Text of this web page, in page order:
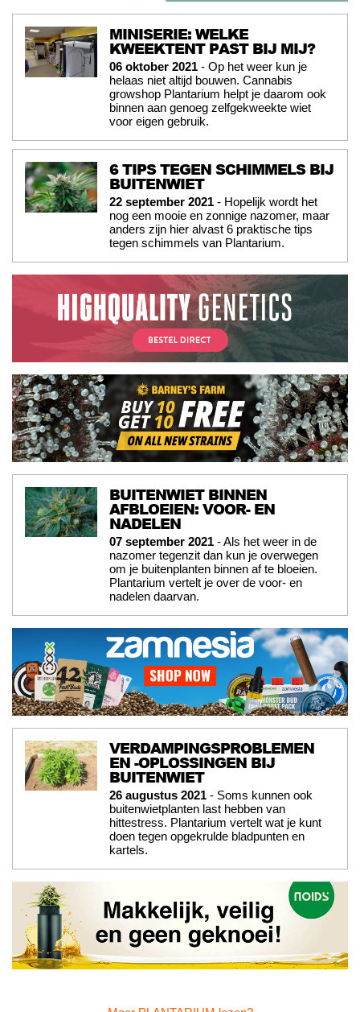
MINISERIE: WELKE
KWEEKTENT PAST BIJ MIJ?
06 oktober 2021 - Op het weer kun je
helaas niet altijd bouwen. Cannabis
growshop Plantarium helpt je daarom ook
binnen aan genoeg zelfgekweekte wiet
voor eigen gebruik.
6 TIPS TEGEN SCHIMMELS BIJ
BUITENWIET
22 september 2021 - Hopelijk wordt het
nog een mooie en zonnige nazomer, maar
anders zijn hier alvast 6 praktische tips
tegen schimmels van Plantarium.
BUITENWIET BINNEN
AFBLOEIEN: VOOR- EN
NADELEN
07 september 2021 - Als het weer in de
nazomer tegenzit dan kun je overwegen
om je buitenplanten binnen af te bloeien.
Plantarium vertelt je over de voor- en
nadelen daarvan.
VERDAMPINGSPROBLEMEN
EN -OPLOSSINGEN BIJ
BUITENWIET
26 augustus 2021 - Soms kunnen ook
buitenwietplanten last hebben van
hittestress. Plantarium vertelt wat je kunt
doen tegen opgekrulde bladpunten en
kartels.